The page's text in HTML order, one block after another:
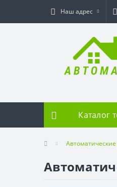
Наш адрес
Каталог